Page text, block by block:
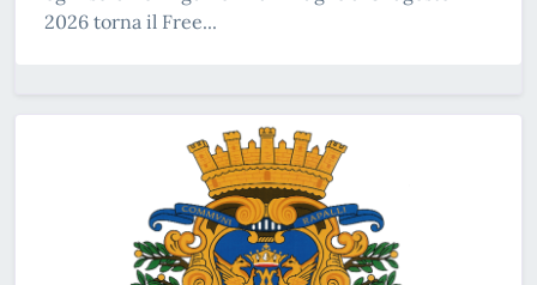
2026 torna il Free...